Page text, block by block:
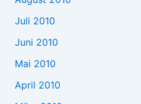
Juli 2010
Juni 2010
Mai 2010
April 2010